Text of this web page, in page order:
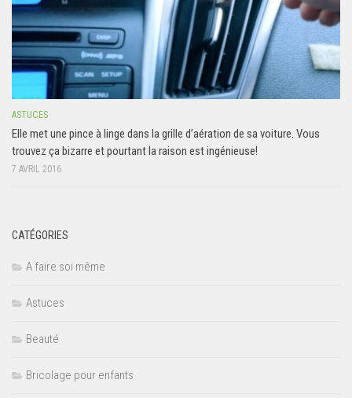
ASTUCES
Elle met une pince à linge dans la grille d’aération de sa voiture. Vous
trouvez ça bizarre et pourtant la raison est ingénieuse!
7 AVRIL 2016
CATÉGORIES
A faire soi même
Astuces
Beauté
Bricolage pour enfants